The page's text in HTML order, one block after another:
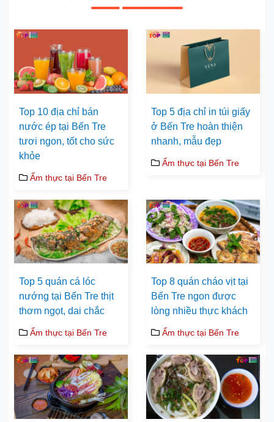
Top 10 địa chỉ bán
nước ép tại Bến Tre
tươi ngon, tốt cho sức
khỏe
Ẩm thực tại Bến Tre
Top 5 địa chỉ in túi giấy
ở Bến Tre hoàn thiện
nhanh, mẫu đẹp
Ẩm thực tại Bến Tre
Top 5 quán cá lóc
nướng tại Bến Tre thịt
thơm ngọt, dai chắc
Ẩm thực tại Bến Tre
Top 8 quán cháo vịt tại
Bến Tre ngon được
lòng nhiều thực khách
Ẩm thực tại Bến Tre